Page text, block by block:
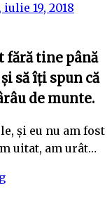
19, 2018
fără tine până
să îți spun că
de munte.
și eu nu am fost
uitat, am urât…